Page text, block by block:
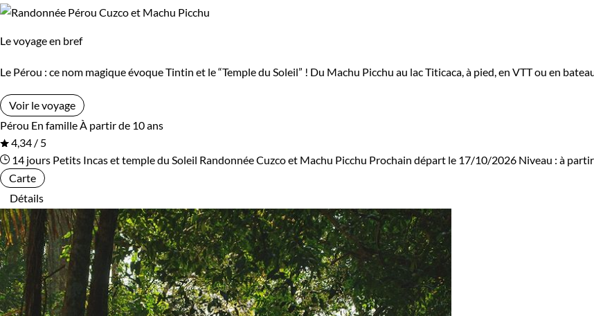
Le voyage en bref
Le Pérou : ce nom magique évoque Tintin et le “Temple du Soleil” ! Du Machu Picchu au lac Titicaca, à pied, en VTT ou en
Voir le voyage
Pérou En familleÀ partir de 10 ans
4,34 / 5
14 jours Petits Incas et temple du Soleil Randonnée Cuzco et Machu Picchu Prochain départ le 17/10/2026 Niveau : à
Carte
Détails